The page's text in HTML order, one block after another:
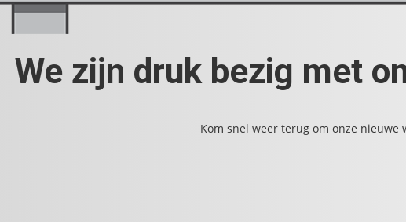
We zijn druk bezig met
Kom snel weer terug om onze nieuwe